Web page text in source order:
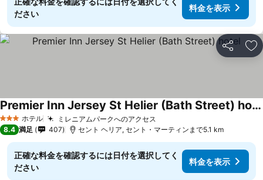
ださい
料金を表示
シェア お
3 ホテルのランク
ホテル ミレニアムパークへのアクセス
Premier Inn Jersey St Helier (Bath Street) hotel
8.4 満足 407 セント ヘリア, セント・マーティンまで5.1 km
正確な料金を確認するには日付を選択してく
ださい
料金を表示